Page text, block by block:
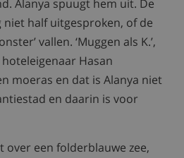
Alanya spuugt hem uit. De
niet half uitgesproken, of de
vallen. ‘Muggen als K.’,
Hasan
moeras en dat is Alanya niet
en daarin is voor
over een folderblauwe zee,